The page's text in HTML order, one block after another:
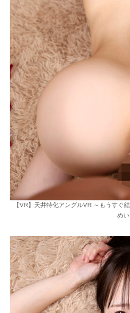
【VR】天井特化アングルVR ～もうすぐ
め